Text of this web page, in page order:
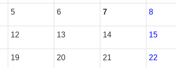
5 6 7 8
12 13 14 15
19 20 21 22